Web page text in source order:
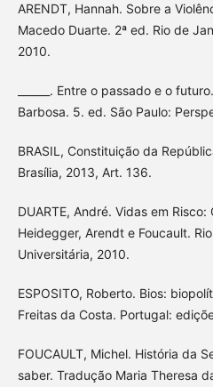
ARENDT, Hannah. Sobre a
Macedo Duarte. 2ª ed. Rio de
2010.
______. Entre o passado e o
Barbosa. 5. ed. São Paulo:
BRASIL, Constituição da
Brasília, 2013, Art. 136.
DUARTE, André. Vidas em
Heidegger, Arendt e Foucault.
Universitária, 2010.
ESPOSITO, Roberto. Bios:
Freitas da Costa. Portugal:
FOUCAULT, Michel. História da
saber. Tradução Maria Theresa